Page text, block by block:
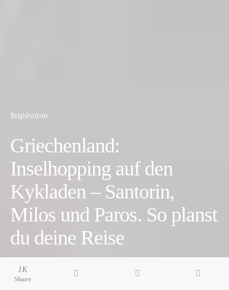
Inspiration
Griechenland:
Inselhopping auf den
Kykladen – Santorin,
Milos und Paros. So planst
du deine Reise
7 minute read
1K
Share